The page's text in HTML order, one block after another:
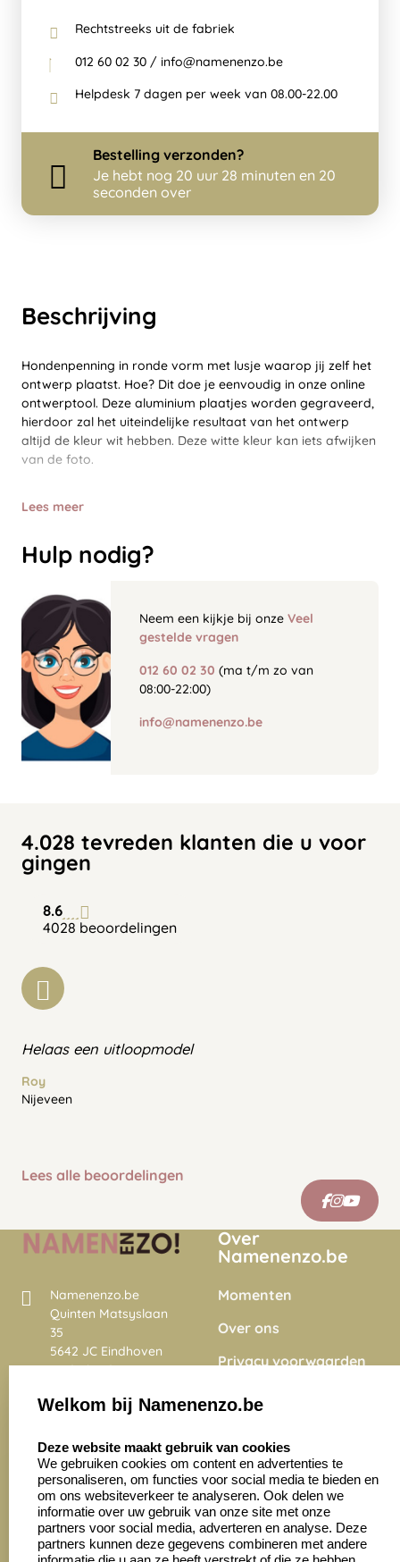
Beschrijving
Hondenpenning in ronde vorm met lusje waarop jij zelf het
ontwerp plaatst. Hoe? Dit doe je eenvoudig in onze online
ontwerptool. Deze aluminium plaatjes worden gegraveerd,
hierdoor zal het uiteindelijke resultaat van het ontwerp
altijd de kleur wit hebben. Deze witte kleur kan iets afwijken
van de foto.
Lees meer
Hulp nodig?
Neem een kijkje bij onze Veel
gestelde vragen
012 60 02 30 (ma t/m zo van
08:00-22:00)
info@namenenzo.be
Rechtstreeks uit de fabriek
012 60 02 30 / info@namenenzo.be
Helpdesk 7 dagen per week van 08.00-22.00
Bestelling verzonden?
Je hebt nog 20 uur 28 minuten en 19
seconden over
4.028 tevreden klanten die u voor
gingen
8.6
4028 beoordelingen
Helaas een uitloopmodel
Roy
Nijeveen
Lees alle beoordelingen
Namenenzo.be
Quinten Matsyslaan
35
5642 JC Eindhoven
Nederland
4028 beoordelingen
Over
Namenenzo.be
Momenten
Over ons
Privacy voorwaarden
Onze vacatures
Zakelijk:
Aanvraag op maat
Klantenservice:
Contact opnemen
Welkom bij Namenenzo.be
Deze website maakt gebruik van cookies
We gebruiken cookies om content en advertenties te
personaliseren, om functies voor social media te bieden en
om ons websiteverkeer te analyseren. Ook delen we
informatie over uw gebruik van onze site met onze
partners voor social media, adverteren en analyse. Deze
partners kunnen deze gegevens combineren met andere